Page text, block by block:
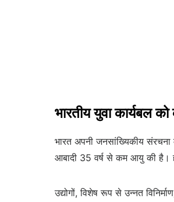
भारतीय युवा कार्यबल
भारत अपनी जनसांख्यिकीय
आबादी 35 वर्ष से कम आयु की है।
उद्योगों, विशेष रूप से उन्नत